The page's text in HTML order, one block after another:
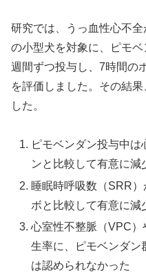
研究では、うっ血性心不
の小型犬を対象に、ピモ
週間ずつ投与し、7時間の
を評価しました。その結
した。
ピモベンダン投与中は
ンと比較して有意に減
睡眠時呼吸数（SRR
ボと比較して有意に減
心室性不整脈（VPC
生率に、ピモベンダン
は認められなかった